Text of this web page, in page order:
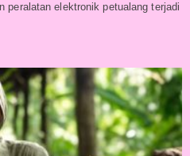
peralatan elektronik petualang terjadi